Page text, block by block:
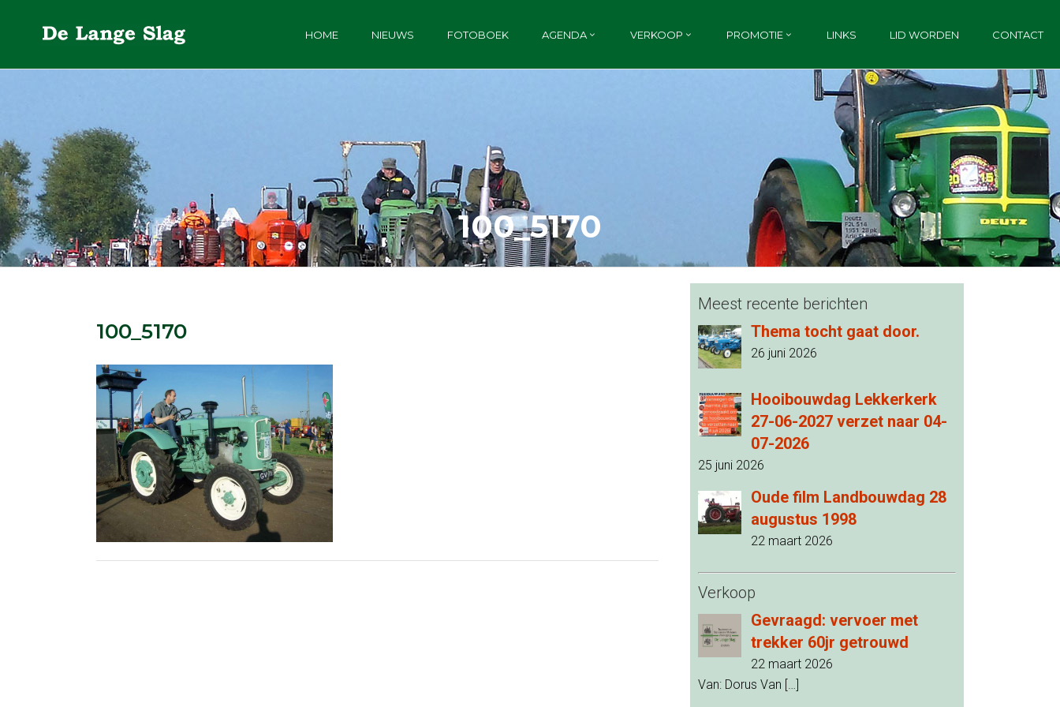
HOME NIEUWS FOTOBOEK AGENDA VERKOOP PROMOTIE LINKS LID WORDEN CONTACT
100_5170
100_5170
Meest recente berichten
Thema tocht gaat door.
26 juni 2026
Hooibouwdag Lekkerkerk
27-06-2027 verzet naar 04-
07-2026
25 juni 2026
Oude film Landbouwdag 28
augustus 1998
22 maart 2026
Verkoop
Gevraagd: vervoer met
trekker 60jr getrouwd
22 maart 2026
Van: Dorus Van […]